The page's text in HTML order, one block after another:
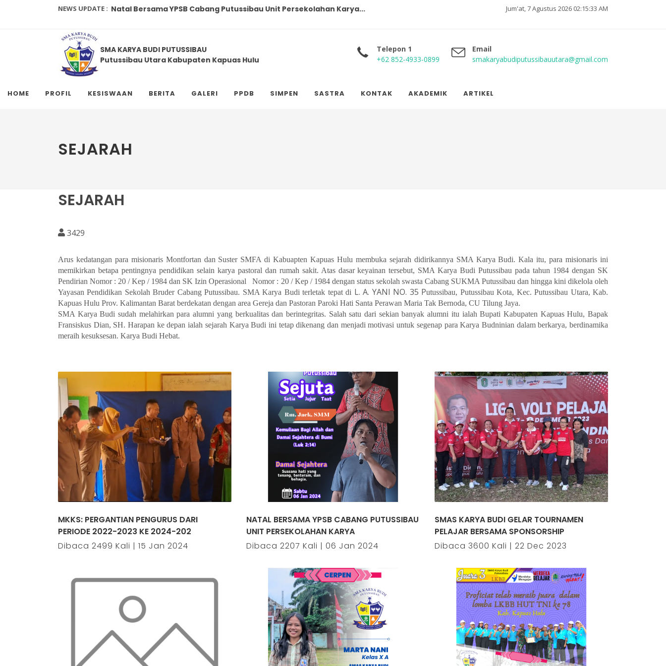
NEWS UPDATE : Natal Bersama YPSB Cabang Putussibau Unit Persekolahan Karya...
...
Juara 3 LKBB HUT TNI ...
Aksi Sosial BKSN dan HR St. Fransiskus Assisi gengan Gotong ...
Jum'at, 7 Agustus 2026 02:15:34 AM
SMA KARYA BUDI PUTUSSIBAU
Putussibau Utara Kabupaten Kapuas Hulu
Telepon 1
+62 852-4933-0899
Email
smakaryabudiputussibauutara@gmail.com
HOME PROFIL KESISWAAN BERITA GALERI PPDB SIMPEN SASTRA KONTAK AKADEMIK ARTIKEL
SEJARAH
SEJARAH
3429
Arus kedatangan para misionaris Montfortan dan Suster SMFA di Kabuapten Kapuas Hulu membuka sejarah didirikannya SMA Karya Budi. Kala itu, para misionaris ini
memikirkan betapa pentingnya pendidikan selain karya pastoral dan rumah sakit. Atas dasar keyainan tersebut, SMA Karya Budi Putussibau pada tahun 1984 dengan SK
PendirianNomor : 20 / Kep / 1984 dan SK Izin Operasional Nomor : 20 / Kep / 1984 dengan status sekolah swasta Cabang SUKMA Putussibau dan hingga kini dikelola oleh
Yayasan Pendidikan Sekolah Bruder Cabang Putussibau. SMA Karya Budi terletak tepat di L. A. YANI NO. 35 Putussibau, Putussibau Kota, Kec. Putussibau Utara, Kab.
Kapuas Hulu Prov. Kalimantan Barat berdekatan dengan area Gereja dan Pastoran Paroki Hati Santa Perawan Maria Tak Bernoda, CU Tilung Jaya.
SMA Karya Budi sudah melahirkan para alumni yang berkualitas dan berintegritas. Salah satu dari sekian banyak alumni itu ialah Bupati Kabupaten Kapuas Hulu, Bapak
Fransiskus Dian, SH. Harapan ke depan ialah sejarah Karya Budi ini tetap dikenang dan menjadi motivasi untuk segenap para Karya Budninian dalam berkarya, berdinamika
meraih kesuksesan. Karya Budi Hebat.
MKKS: PERGANTIAN PENGURUS DARI
PERIODE 2022-2023 KE 2024-202
Dibaca 2499 Kali | 15 Jan 2024
NATAL BERSAMA YPSB CABANG PUTUSSIBAU
UNIT PERSEKOLAHAN KARYA
Dibaca 2207 Kali | 06 Jan 2024
SMAS KARYA BUDI GELAR TOURNAMEN
PELAJAR BERSAMA SPONSORSHIP
Dibaca 3600 Kali | 22 Dec 2023